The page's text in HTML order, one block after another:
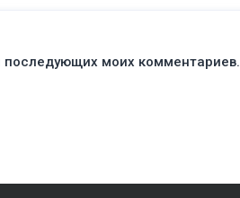
последующих моих комментариев.